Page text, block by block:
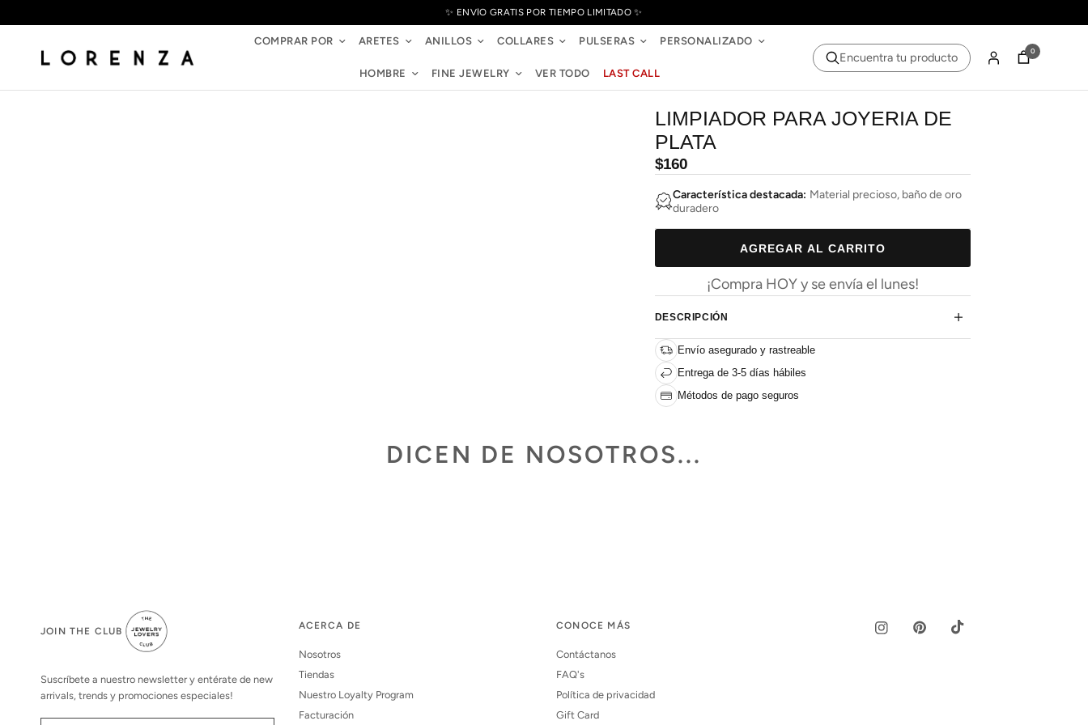
✨ ENVÍO GRATIS POR TIEMPO LIMITADO ✨
COMPRAR POR ARETES ANILLOS COLLARES PULSERAS PERSONALIZADO
HOMBRE FINE JEWELRY VER TODO LAST CALL
Encuentra tu producto 0
LIMPIADOR PARA JOYERIA DE
PLATA
Precio
habitual
$160
Característica destacada: Material precioso, baño de oro
duradero
AGREGAR AL CARRITO
¡Compra HOY y se envía el lunes!
DESCRIPCIÓN
Envío asegurado y rastreable
Entrega de 3-5 días hábiles
Métodos de pago seguros
DICEN DE NOSOTROS...
JOIN THE CLUB
Suscríbete a nuestro newsletter y entérate de new
arrivals, trends y promociones especiales!
ACERCA DE
Nosotros
Tiendas
Nuestro Loyalty Program
Facturación
CONOCE MÁS
Contáctanos
FAQ's
Política de privacidad
Gift Card